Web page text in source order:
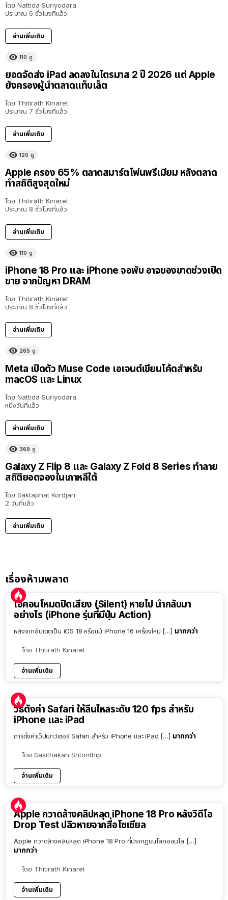
โดย Nattida Suriyodara
ประมาณ 6 ชั่วโมงที่แล้ว
อ่านเพิ่มเติม
110 ดู
ยอดจัดส่ง iPad ลดลงในไตรมาส 2 ปี 2026 แต่ Apple
ยังครองผู้นำตลาดแท็บเล็ต
โดย Thitirath Kinaret
ประมาณ 7 ชั่วโมงที่แล้ว
อ่านเพิ่มเติม
120 ดู
Apple ครอง 65% ตลาดสมาร์ตโฟนพรีเมียม หลังตลาด
ทำสถิติสูงสุดใหม่
โดย Thitirath Kinaret
ประมาณ 8 ชั่วโมงที่แล้ว
อ่านเพิ่มเติม
110 ดู
iPhone 18 Pro และ iPhone จอพับ อาจของขาดช่วงเปิด
ขาย จากปัญหา DRAM
โดย Thitirath Kinaret
ประมาณ 8 ชั่วโมงที่แล้ว
อ่านเพิ่มเติม
265 ดู
Meta เปิดตัว Muse Code เอเจนต์เขียนโค้ดสำหรับ
macOS และ Linux
โดย Nattida Suriyodara
หนึ่งวันที่แล้ว
อ่านเพิ่มเติม
369 ดู
Galaxy Z Flip 8 และ Galaxy Z Fold 8 Series ทำลาย
สถิติยอดจองในเกาหลีใต้
โดย Saktaphat Kordjan
2 วันที่แล้ว
อ่านเพิ่มเติม
เรื่องห้ามพลาด
ไอคอนโหมดปิดเสียง (Silent) หายไป นำกลับมา
อย่างไร (iPhone รุ่นที่มีปุ่ม Action)
หลังจากอัปเดตเป็น iOS 18 หรือแม้ iPhone 16 เครื่องใหม่ […] มากกว่า
โดย Thitirath Kinaret
อ่านเพิ่มเติม
วิธีตั้งค่า Safari ให้ลื่นไหลระดับ 120 fps สำหรับ
iPhone และ iPad
การตั้งค่าเว็ปเบาว์เซอร์ Safari สำหรับ iPhone และ iPad […] มากกว่า
โดย Sasithakan Sritonthip
อ่านเพิ่มเติม
Apple กวาดล้างคลิปหลุด iPhone 18 Pro หลังวิดีโอ
Drop Test ปลิวหายจากสื่อโซเชียล
Apple กวาดล้างคลิปหลุด iPhone 18 Pro ที่ปรากฏบนโลกออนไล […]
มากกว่า
โดย Thitirath Kinaret
อ่านเพิ่มเติม